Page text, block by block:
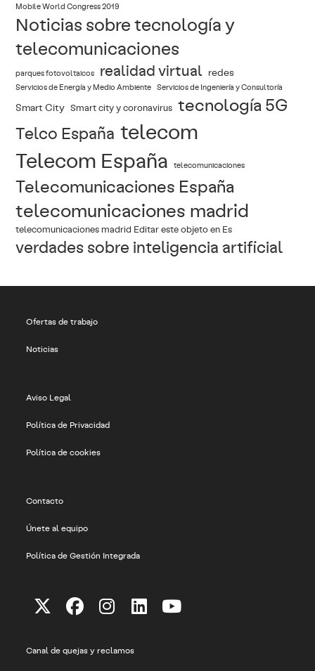
Mobile World Congress 2019
Noticias sobre tecnología y
telecomunicaciones
parques fotovoltaicos realidad virtual redes
Servicios de Energía y Medio Ambiente Servicios de Ingeniería y Consultoría
Smart City Smart city y coronavirus tecnología 5G
Telco España telecom
Telecom España
telecomunicaciones
Telecomunicaciones España
telecomunicaciones madrid
telecomunicaciones madrid Editar este objeto en Es
verdades sobre inteligencia artificial
Ofertas de trabajo
Noticias
Aviso Legal
Política de Privacidad
Política de cookies
Contacto
Únete al equipo
Política de Gestión Integrada
en
en
en
en
Canal de quejas y reclamos